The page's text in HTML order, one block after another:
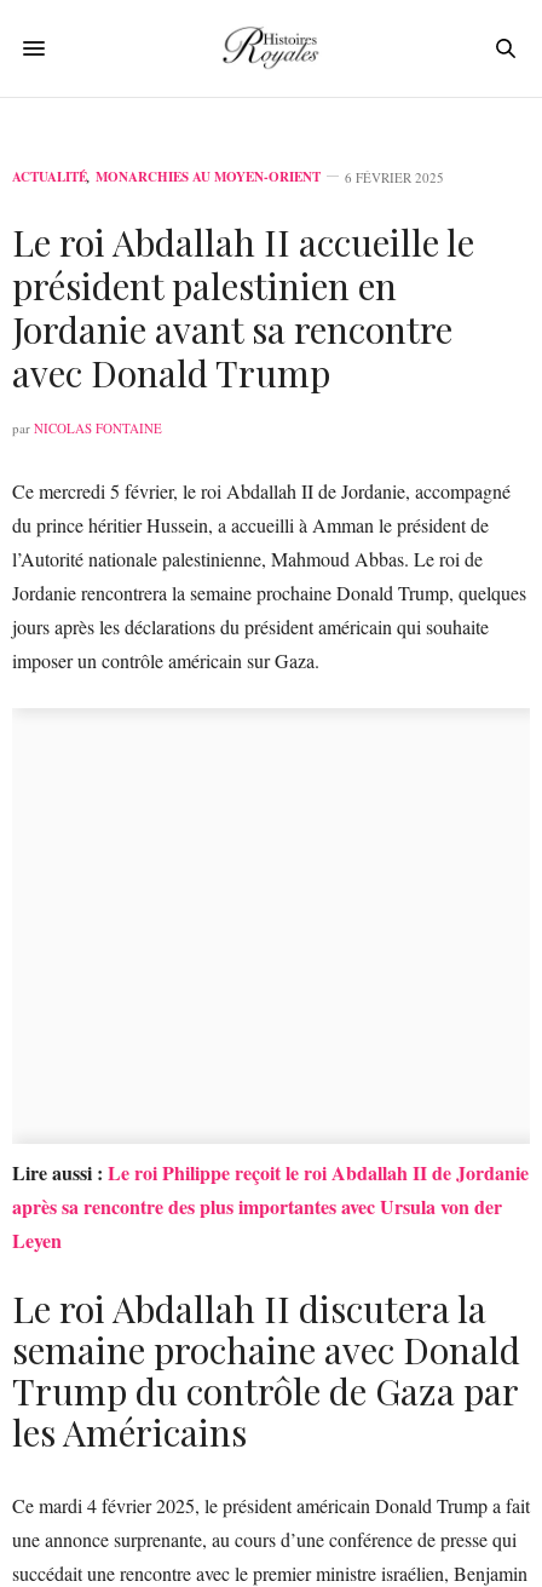
ACTUALITÉ, MONARCHIES AU MOYEN-ORIENT 6 FÉVRIER 2025
Le roi Abdallah II accueille le
président palestinien en
Jordanie avant sa rencontre
avec Donald Trump
par NICOLAS FONTAINE
Ce mercredi 5 février, le roi Abdallah II de Jordanie, accompagné
du prince héritier Hussein, a accueilli à Amman le président de
l’Autorité nationale palestinienne, Mahmoud Abbas. Le roi de
Jordanie rencontrera la semaine prochaine Donald Trump, quelques
jours après les déclarations du président américain qui souhaite
imposer un contrôle américain sur Gaza.
Lire aussi : Le roi Philippe reçoit le roi Abdallah II de Jordanie
après sa rencontre des plus importantes avec Ursula von der
Leyen
Le roi Abdallah II discutera la
semaine prochaine avec Donald
Trump du contrôle de Gaza par
les Américains
Ce mardi 4 février 2025, le président américain Donald Trump a fait
une annonce surprenante, au cours d’une conférence de presse qui
succédait une rencontre avec le premier ministre israélien, Benjamin